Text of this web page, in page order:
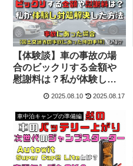
【体験談】車の事故の場
合のビックリする金額や
慰謝料は？私が体験し対
処解決した方法
2025.08.10 2025.08.17
車中泊キャンプの準備編